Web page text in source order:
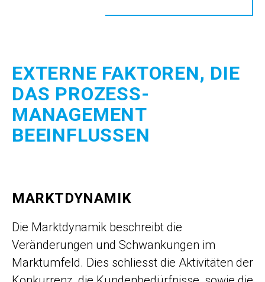
EXTERNE FAKTOREN, DIE
DAS PROZESS­
MANAGEMENT
BEEINFLUSSEN
MARKTDYNAMIK
Die Marktdynamik beschreibt die
Veränderungen und Schwankungen im
Marktumfeld. Dies schliesst die Aktivitäten der